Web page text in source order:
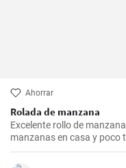
Ahorrar
Rolada de manzana
Excelente rollo de
manzanas en casa y poco
que siempre agrada.